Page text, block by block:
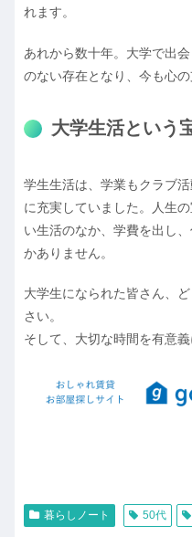
れます。
あれから数十年。大学で出
のない存在となり、今も心
大学生活という
学生生活は、学業もクラブ
に充実していました。人生
い生活のなか、学費を出し
かありません。
大学生になられた皆さん、
さい。
そして、大切な時間を有意
暮らしノート 50代